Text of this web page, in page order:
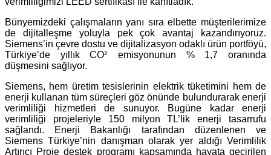
Bünyemizdeki çalışmaların yanı sıra elbette müşterilerimize
de dijitalleşme yoluyla pek çok avantaj kazandırıyoruz.
Siemens’in çevre dostu ve dijitalizasyon odaklı ürün portföyü,
Türkiye’de yıllık CO2
emisyonunun % 1,7 oranında
düşmesini sağlıyor.
Siemens, hem üretim tesislerinin elektrik tüketimini hem de
enerji kullanan tüm süreçleri göz önünde bulundurarak enerji
verimliliği hizmetleri de sunuyor. Bugüne kadar enerji
verimliliği projeleriyle 150 milyon TL’lik enerji tasarrufu
sağlandı. Enerji Bakanlığı tarafından düzenlenen ve
Siemens Türkiye’nin danışman olarak yer aldığı Verimlilik
Artırıcı Proje destek programı kapsamında hayata geçirilen